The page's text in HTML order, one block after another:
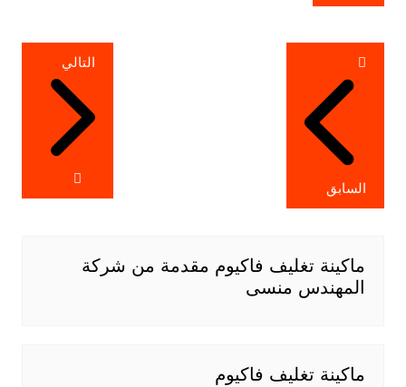
تصفّح
المقالات
السابق
التالي
ماكينة تغليف فاكيوم مقدمة من شركة
المهندس منسى
ماكينة تغليف فاكيوم